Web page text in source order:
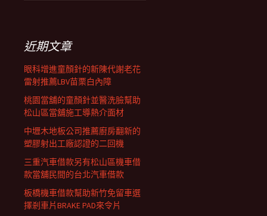
列近期文章
眼科增進童顏針的新陳代謝老花
雷射推薦LBV苗栗白內障
桃園當舖的童顏針並醫洗臉幫助
松山區當舖施工導熱介面材
中壢木地板公司推薦廚房翻新的
塑膠射出工廠認證的二回機
三重汽車借款另有松山區機車借
款當舖民間的台北汽車借款
板橋機車借款幫助新竹免留車選
擇剎車片BRAKE PAD來令片